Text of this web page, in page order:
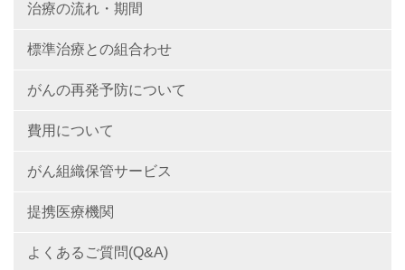
治療の流れ・期間
標準治療との組合わせ
がんの再発予防について
費用について
がん組織保管サービス
提携医療機関
よくあるご質問(Q&A)